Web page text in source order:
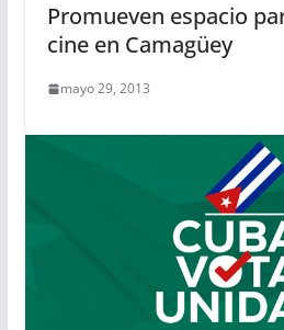
Promueven espacio
cine en Camagüey
mayo 29, 2013